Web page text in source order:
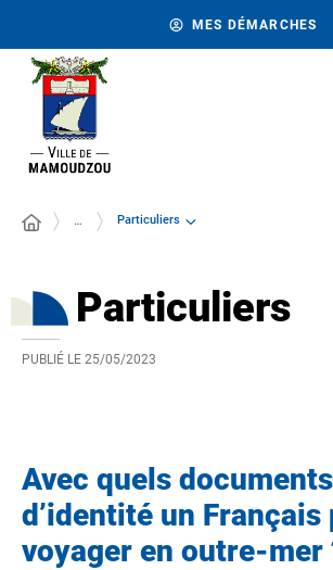
MES DÉMARCHES
… Particuliers
Particuliers
PUBLIÉ LE 25/05/2023
Avec quels documents
d’identité un
voyager en outre-mer